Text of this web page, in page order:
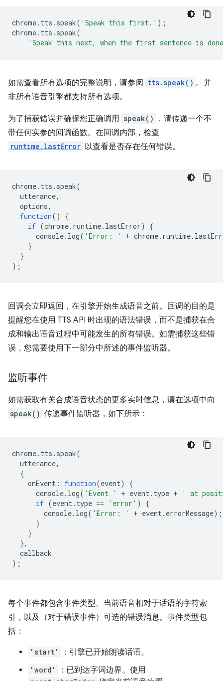
chrome. tts . speak( 'Speak this first.' );
chrome. tts . speak(
'Speak this next, when the first sentence is
如需查看所有选项的完整说明，请参阅 tts.speak() 。并
非所有语音引擎都支持所有选项。
为了捕获错误并确保您正确调用 speak()
，请传递一个不
带任何实参的回调函数。在回调内部，检查
runtime.lastError 以查看是否存在任何错误。
chrome. tts . speak(
utterance,
options,
function()
{
if (chrome. runtime. lastError)
{
console. log( 'Error: ' + chrome. runtime.
}
}
);
回调会立即返回，在引擎开始生成语音之前。回调的目的是
提醒您在使用 TTS API 时出现的语法错误，而不是捕获在合
成和输出语音过程中可能发生的所有错误。如需捕获这些错
误，您需要使用下一部分中所述的事件监听器。
监听事件
如需获取有关合成语音状态的更多实时信息，请在选项中向
speak() 传递事件监听器，如下所示：
chrome. tts . speak(
utterance,
{
onEvent : function(event)
{
console. log( 'Event ' + event. type +
' at
if (event. type == 'error' )
{
console. log( 'Error: ' + event. errorMessage);
}
}
},
callback
);
每个事件都包含事件类型、当前语音相对于话语的字符索
引，以及（对于错误事件）可选的错误消息。事件类型包
括：
'start' ：引擎已开始朗读话语。
'word' ：已到达字词边界。使用